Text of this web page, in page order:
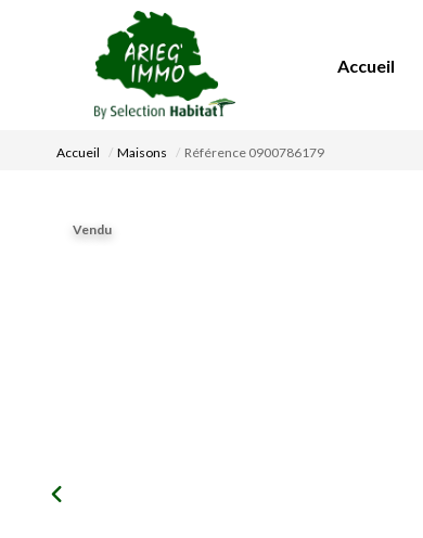
Accueil
Accueil Maisons Référence 0900786179
Vendu